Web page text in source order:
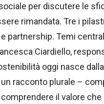
per discutere le
rimandata. Tre i
partnership. Temi
Ciardiello,
oggi nasce
racconto plurale –
il valore che